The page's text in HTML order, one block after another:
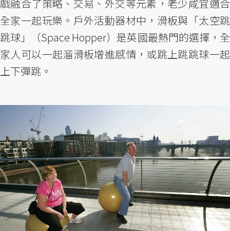
戲融合了策略、交易、外交等元素，老少咸宜適合
全家一起玩樂。戶外活動器材中，滑板與「太空跳
跳球」（Space Hopper）是英國最熱門的選擇，全
家人可以一起溜滑板增進感情，或跳上跳跳球一起
上下彈跳。